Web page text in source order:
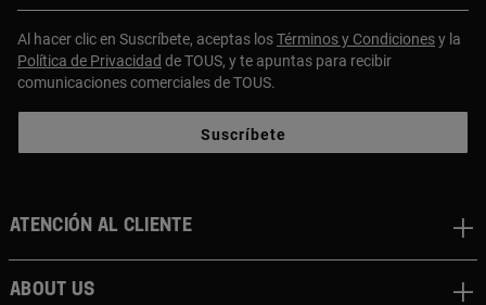
Al hacer clic en Suscríbete, aceptas losTérminos y Condicionesy la
Política de Privacidad de TOUS, y te apuntas para recibir
comunicaciones comerciales de TOUS.
Suscríbete
Atención al cliente
About us